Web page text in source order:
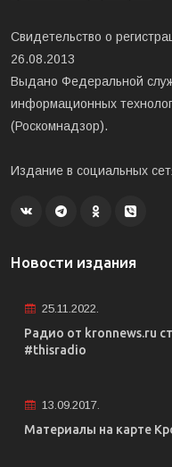
Свидетельство о
26.08.2013
Выдано Федеральной
информационных
(Роскомнадзор).
Издание в социальных
Новости издания
25.11.2022.
Радио от kronnews.ru
#thisradio
13.09.2017.
Материалы на карте